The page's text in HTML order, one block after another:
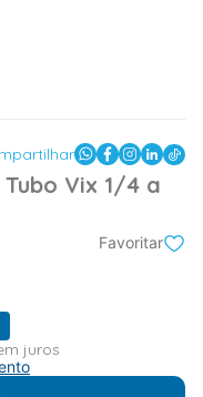
Vix 1/4 a
Favoritar
juros